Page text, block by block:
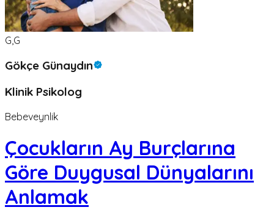
G,G
Gökçe Günaydın
Klinik Psikolog
Bebeveynlik
Çocukların Ay Burçlarına
Göre Duygusal Dünyalarını
Anlamak